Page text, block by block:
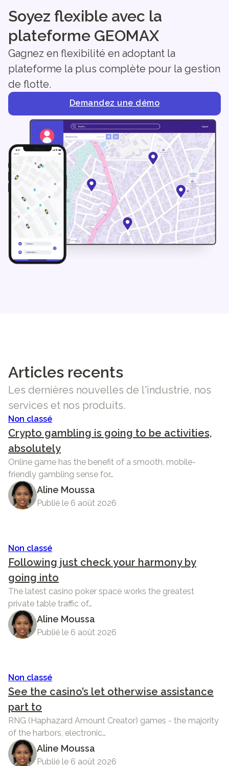
Soyez flexible avec la
plateforme GEOMAX
Gagnez en flexibilité en adoptant la
plateforme la plus complète pour la gestion
de flotte.
Demandez une démo
Articles recents
Les dernières nouvelles de l'industrie, nos
services et nos produits.
Non classé
Crypto gambling is going to be activities,
absolutely
Online game has the benefit of a smooth, mobile-
friendly gambling sense for…
Aline Moussa
Publié le 6 août 2026
Non classé
Following just check your harmony by
going into
The latest casino poker space works the greatest
private table traffic of…
Aline Moussa
Publié le 6 août 2026
Non classé
See the casino’s let otherwise assistance
part to
RNG (Haphazard Amount Creator) games - the majority
of the harbors, electronic…
Aline Moussa
Publié le 6 août 2026